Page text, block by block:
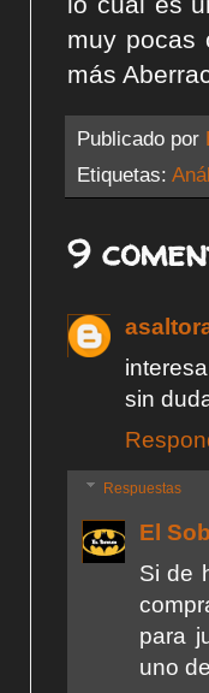
muy pocas
más
Publicado por
Etiquetas:
9
sin
Respuestas
El
Si de
para
uno